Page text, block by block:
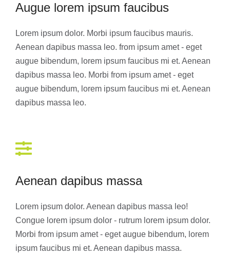
Augue lorem ipsum faucibus
Lorem ipsum dolor. Morbi ipsum faucibus mauris.
Aenean dapibus massa leo. from ipsum amet - eget
augue bibendum, lorem ipsum faucibus mi et. Aenean
dapibus massa leo. Morbi from ipsum amet - eget
augue bibendum, lorem ipsum faucibus mi et. Aenean
dapibus massa leo.
Aenean dapibus massa
Lorem ipsum dolor. Aenean dapibus massa leo!
Congue lorem ipsum dolor - rutrum lorem ipsum dolor.
Morbi from ipsum amet - eget augue bibendum, lorem
ipsum faucibus mi et. Aenean dapibus massa.